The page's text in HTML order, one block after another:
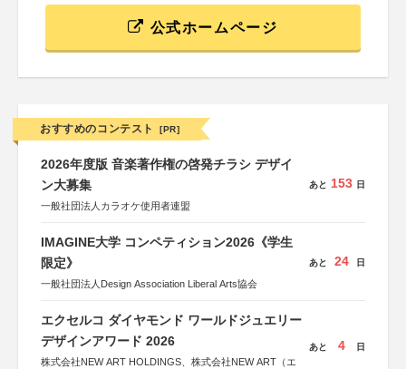
公式ホームページ
おすすめのコンテスト [PR]
2026年度版 音楽著作権の啓発チラシ デザイ
ン大募集
一般社団法人カラオケ使用者連盟
あと 153 日
IMAGINE大学 コンペティション2026《学生
限定》
一般社団法人Design Association Liberal Arts協会
あと 24 日
エクセルコ ダイヤモンド ワールドジュエリー
デザインアワード 2026
株式会社NEW ART HOLDINGS、株式会社NEW ART（エ
あと 4 日